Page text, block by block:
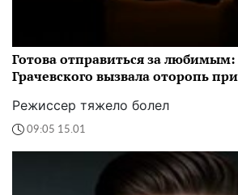
Готова отправиться за
Грачевского вызвала оторопь
Режиссер тяжело болел
09:05 15.01